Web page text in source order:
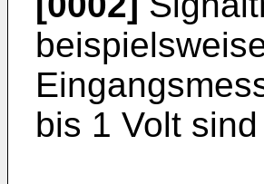
bis 1 Volt